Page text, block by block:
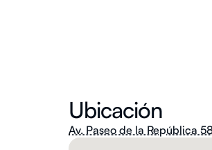
Ubicación
Av. Paseo de la República